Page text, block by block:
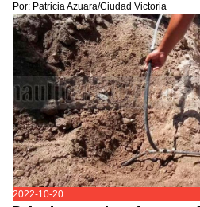
Por: Patricia Azuara/Ciudad Victoria
2022-10-20